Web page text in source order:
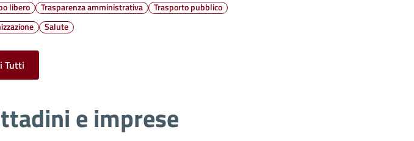
libero Trasparenza amministrativa
Trasporto pubblico
Salute
Tutti
e imprese